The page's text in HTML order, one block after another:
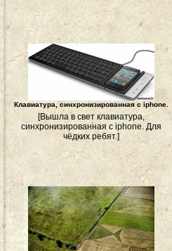
Клавиатура, синхронизированная с iphone.
[Вышла в свет клавиатура,
синхронизированная с iphone. Для
чёдких ребят.]